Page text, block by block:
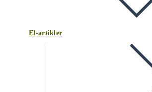
El-artikler